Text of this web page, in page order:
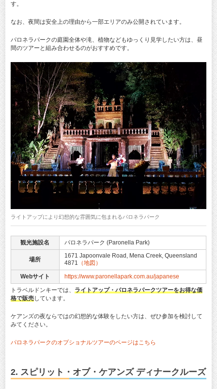
す。
なお、夜間は安全上の理由から一部エリアのみ公開されています。
パロネラパークの庭園全体や滝、植物などもゆっくり見学したい方は、昼
間のツアーと組み合わせるのがおすすめです。
ライトアップにより幻想的な雰囲気に包まれるパロネラパーク
観光施設名 パロネラパーク (Paronella Park)
場所
1671 Japoonvale Road, Mena Creek, Queensland
4871 （地図）
Webサイト
https://www.paronellapark.com.au/japanese
トラベルドンキーでは、 ライトアップ・パロネラパークツアーをお得な価
格で販売しています。
ケアンズの夜ならではの幻想的な体験をしたい方は、ぜひ参加を検討して
みてください。
パロネラパークのオプショナルツアーのページはこちら
2. スピリット・オブ・ケアンズ ディナークルーズ